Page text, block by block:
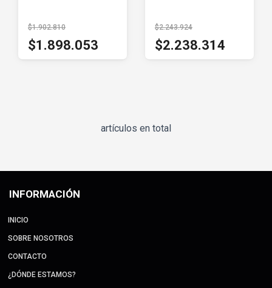
$1.902.810
$1.898.053
$2.243.924
$2.238.314
artículos en total
INFORMACIÓN
INICIO
SOBRE NOSOTROS
CONTACTO
¿DÓNDE ESTAMOS?